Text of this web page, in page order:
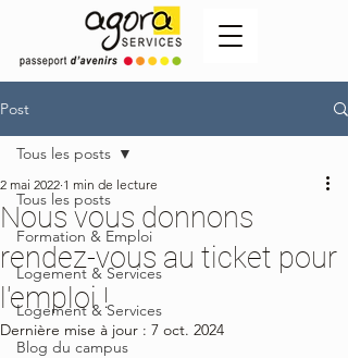
Post
Tous les posts
Formation & Emploi
Logement & Services
Logement & Services
Blog du campus
Tous les posts
Nous vous donnons
rendez-vous au ticket pour
l'emploi !
2 mai 2022 1 min de lecture
Dernière mise à jour : 7 oct. 2024